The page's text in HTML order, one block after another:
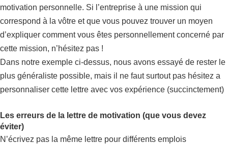
motivation personnelle. Si l’entreprise à une mission qui
correspond à la vôtre et que vous pouvez trouver un moyen
d’expliquer comment vous êtes personnellement concerné par
cette mission, n’hésitez pas !
Dans notre exemple ci-dessus, nous avons essayé de rester le
plus généraliste possible, mais il ne faut surtout pas hésitez a
personnaliser cette lettre avec vos expérience (succinctement)
Les erreurs de la lettre de motivation (que vous devez
éviter)
N’écrivez pas la même lettre pour différents emplois